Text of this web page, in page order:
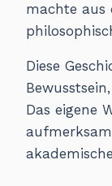
machte aus
Diese
Das eigene